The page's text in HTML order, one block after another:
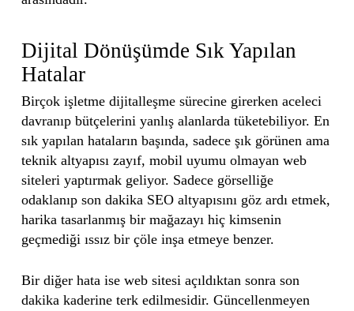
Dijital Dönüşümde Sık Yapılan
Hatalar
Birçok işletme dijitalleşme sürecine girerken aceleci
davranıp bütçelerini yanlış alanlarda tüketebiliyor. En
sık yapılan hataların başında, sadece şık görünen ama
teknik altyapısı zayıf, mobil uyumu olmayan web
siteleri yaptırmak geliyor. Sadece görselliğe
odaklanıp son dakika SEO altyapısını göz ardı etmek,
harika tasarlanmış bir mağazayı hiç kimsenin
geçmediği ıssız bir çöle inşa etmeye benzer.
Bir diğer hata ise web sitesi açıldıktan sonra son
dakika kaderine terk edilmesidir. Güncellenmeyen